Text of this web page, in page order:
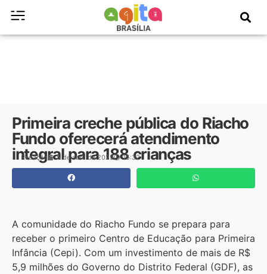
Primeira creche pública do Riacho
Fundo oferecerá atendimento
integral para 188 crianças
Redação 5 de abril de 2025 15:32
A comunidade do Riacho Fundo se prepara para
receber o primeiro Centro de Educação para Primeira
Infância (Cepi). Com um investimento de mais de R$
5,9 milhões do Governo do Distrito Federal (GDF), as